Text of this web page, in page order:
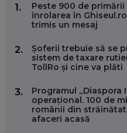
FOLOSEȘTI
SE VA SCHIMBA
EP. 58
MARIUS PAȘCULEA,
FOLOSEȘTI
EP. 57
ANDREI AVĂDANEI,
1.
Peste 900 de
înrolarea în
trimis un mesaj
2.
Șoferii trebuie să se
sistem de taxare
TollRo și cine va plăti
3.
Programul „Diaspora
operațional. 100 de
românii din
afaceri acasă